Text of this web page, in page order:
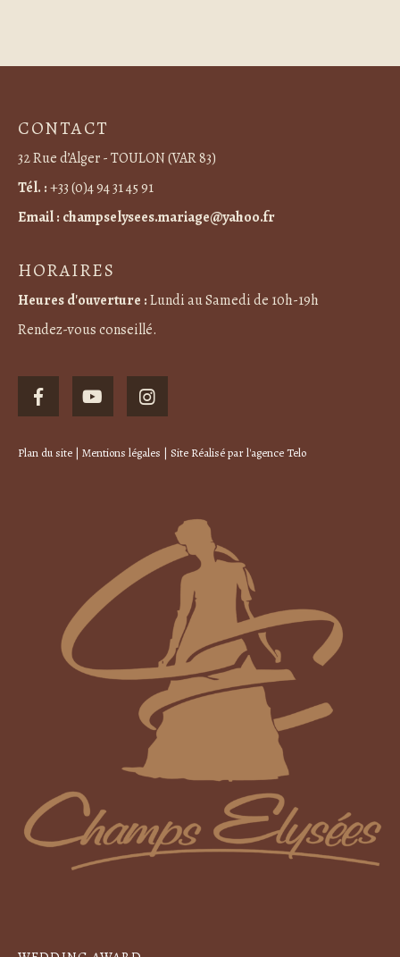
CONTACT
32 Rue d’Alger - TOULON (VAR 83)
Tél. :+33 (0)4 94 31 45 91
Email : champselysees.mariage@yahoo.fr
HORAIRES
Heures d'ouverture :Lundi au Samedi de 10h-19h
Rendez-vous conseillé.
Plan du site | Mentions légales | Site Réalisé parl'agence Telo